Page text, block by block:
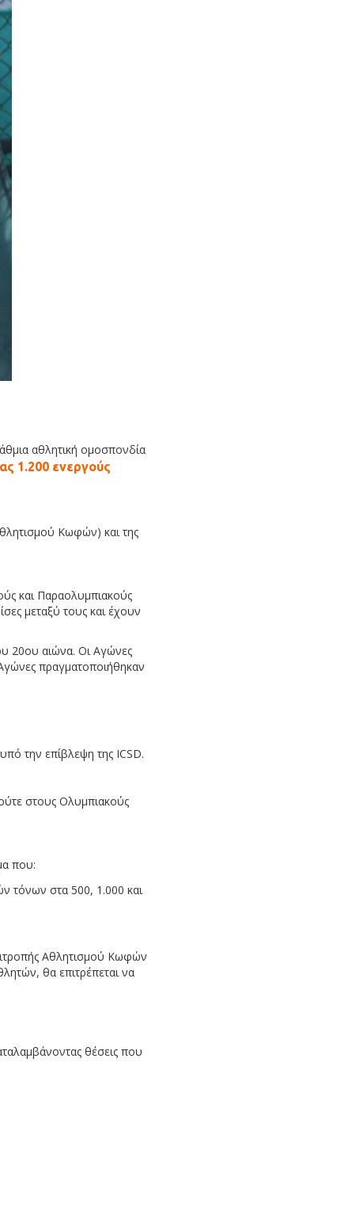
αθλητική ομοσπονδία
1.200 ενεργούς
Κωφών) και της
και Παραολυμπιακούς
μεταξύ τους και έχουν
20ου αιώνα. Οι Αγώνες
πραγματοποιήθηκαν
την επίβλεψη της ICSD.
στους Ολυμπιακούς
που:
τόνων στα 500, 1.000 και
Αθλητισμού Κωφών
θα επιτρέπεται να
θέσεις που